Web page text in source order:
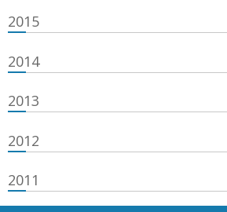
2015
2014
2013
2012
2011